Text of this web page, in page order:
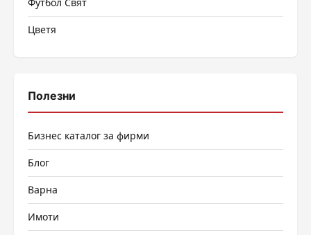
Цветя
Полезни
Бизнес каталог за фирми
Блог
Варна
Имоти